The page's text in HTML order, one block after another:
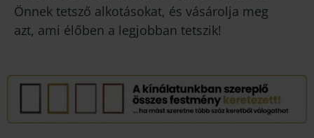
Önnek tetsző alkotásokat, és vásárolja meg
azt, ami élőben a legjobban tetszik!